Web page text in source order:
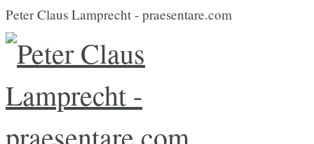
Peter Claus Lamprecht - praesentare.com